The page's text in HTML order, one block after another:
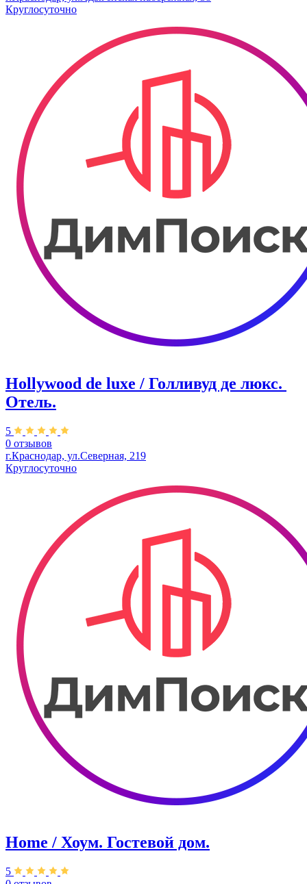
Круглосуточно
Hollywood de luxe / Голливуд де люкс. ​
Отель.
5
0 отзывов
г.Краснодар, ул.Северная, 219
Круглосуточно
Home / Хоум. ​Гостевой дом.
5